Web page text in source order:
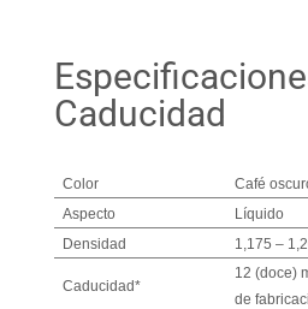
Caducidad
Color
Café
Aspecto
Líquido
Densidad
1,175 –
Caducidad*
12 (doce)
de